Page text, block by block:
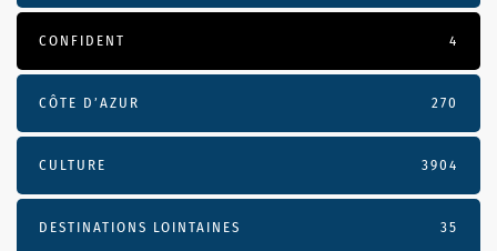
CONFIDENT 4
CÔTE D’AZUR 270
CULTURE 3904
DESTINATIONS LOINTAINES 35